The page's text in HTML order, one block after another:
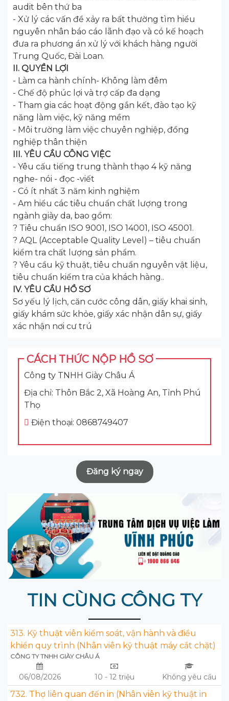
audit bên thứ ba
- Xử lý các vấn đề xảy ra bất thường tìm hiểu
nguyên nhân báo cáo lãnh đạo và có kế hoạch
đưa ra phương án xử lý với khách hàng người
Trung Quốc, Đài Loan.
II. QUYỀN LỢI
- Làm ca hành chính- Không làm đêm
- Chế độ phúc lợi và trợ cấp đa dạng
- Tham gia các hoạt động gắn kết, đào tạo kỹ
năng làm việc, kỹ năng mềm
- Môi trường làm việc chuyên nghiệp, đồng
nghiệp thân thiện
III. YÊU CẦU CÔNG VIỆC
- Yêu cấu tiếng trung thành thạo 4 kỹ năng
nghe- nói - đọc -viết
- Có ít nhất 3 năm kinh nghiệm
- Am hiểu các tiêu chuẩn chất lượng trong
ngành giày da, bao gồm:
? Tiêu chuẩn ISO 9001, ISO 14001, ISO 45001.
? AQL (Acceptable Quality Level) – tiêu chuẩn
kiểm tra chất lượng sản phẩm.
? Yêu cầu kỹ thuật, tiêu chuẩn nguyên vật liệu,
tiêu chuẩn kiểm tra của khách hàng..
IV. YÊU CẦU HỒ SƠ
Sơ yếu lý lịch, căn cước công dân, giấy khai sinh,
giấy khám sức khỏe, giấy xác nhận dân sự, giấy
xác nhận nơi cư trú
CÁCH THỨC NỘP HỒ SƠ
Công ty TNHH Giày Châu Á
Địa chỉ: Thôn Bắc 2, Xã Hoàng An, Tỉnh Phú
Thọ
Điện thoại: 0868749407
Đăng ký ngay
TIN CÙNG CÔNG TY
313. Kỹ thuật viên kiểm soát, vận hành và điều
khiển quy trình (Nhân viên kỹ thuật máy cắt chặt)
CÔNG TY TNHH GIÀY CHÂU Á
06/08/2026 10 - 12 triệu Không yêu cầu
732. Thợ liên quan đến in (Nhân viên kỹ thuật in